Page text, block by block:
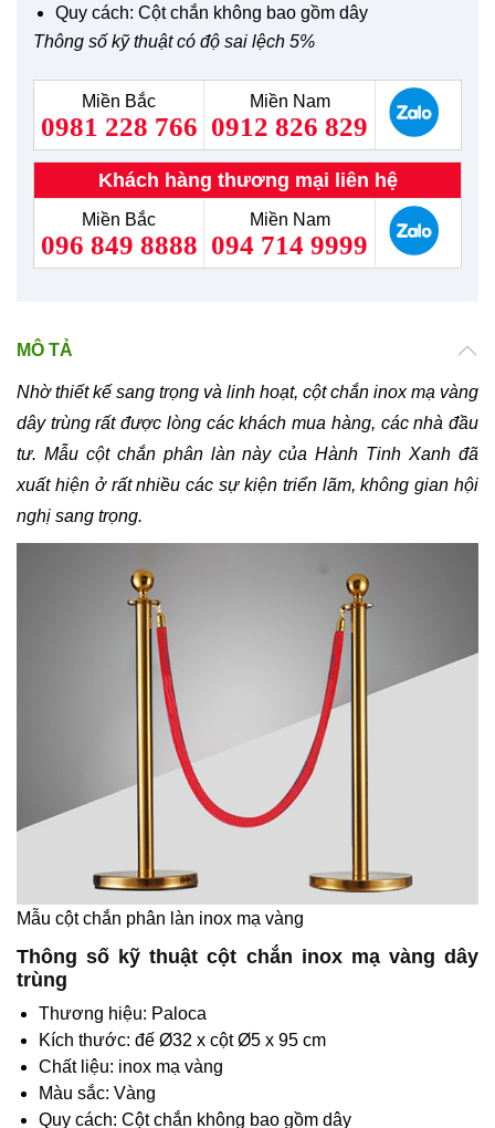
Quy cách: Cột chắn không bao gồm dây
Thông số kỹ thuật có độ sai lệch 5%
Miền Bắc
0981 228 766
Miền Nam
0912 826 829
Khách hàng thương mại liên hệ
Miền Bắc
096 849 8888
Miền Nam
094 714 9999
MÔ TẢ
Nhờ thiết kế sang trọng và linh hoạt, cột chắn inox mạ vàng
dây trùng rất được lòng các khách mua hàng, các nhà đầu
tư. Mẫu cột chắn phân làn này của Hành Tinh Xanh đã
xuất hiện ở rất nhiều các sự kiện triển lãm, không gian hội
nghị sang trọng.
Mẫu cột chắn phân làn inox mạ vàng
Thông số kỹ thuật cột chắn inox mạ vàng dây
trùng
Thương hiệu: Paloca
Kích thước: đế Ø32 x cột Ø5 x 95 cm
Chất liệu: inox mạ vàng
Màu sắc: Vàng
Quy cách: Cột chắn không bao gồm dây